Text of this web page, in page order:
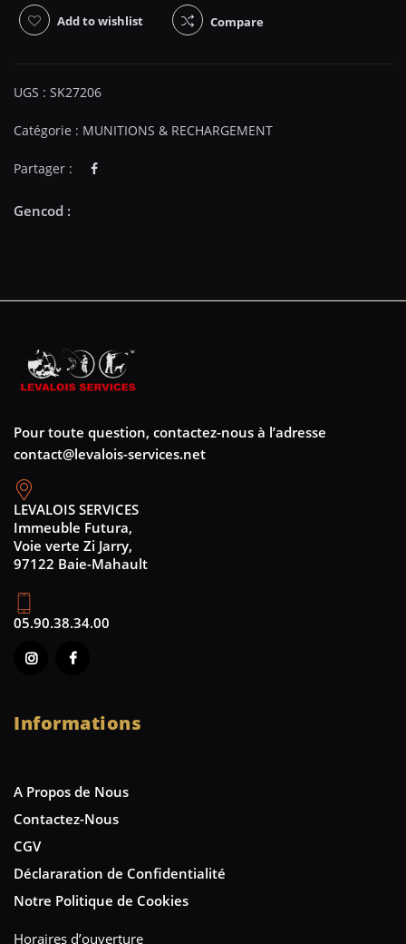
Add to wishlist Compare
UGS : SK27206
Catégorie : MUNITIONS & RECHARGEMENT
Partager :
Pour toute question, contactez-nous à l’adresse
contact@levalois-services.net
LEVALOIS SERVICES
Immeuble Futura,
Voie verte Zi Jarry,
97122 Baie-Mahault
05.90.38.34.00
Informations
A Propos de Nous
Contactez-Nous
CGV
Déclararation de Confidentialité
Notre Politique de Cookies
Horaires d’ouverture